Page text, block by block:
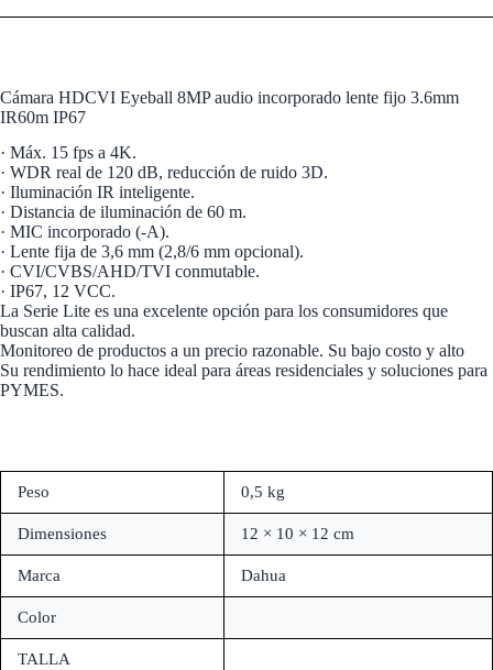
Cámara HDCVI Eyeball 8MP audio incorporado lente fijo 3.6mm
IR60m IP67
· Máx. 15 fps a 4K.
· WDR real de 120 dB, reducción de ruido 3D.
· Iluminación IR inteligente.
· Distancia de iluminación de 60 m.
· MIC incorporado (-A).
· Lente fija de 3,6 mm (2,8/6 mm opcional).
· CVI/CVBS/AHD/TVI conmutable.
· IP67, 12 VCC.
La Serie Lite es una excelente opción para los consumidores que
buscan alta calidad.
Monitoreo de productos a un precio razonable. Su bajo costo y alto
Su rendimiento lo hace ideal para áreas residenciales y soluciones para
PYMES.
Peso 0,5 kg
Dimensiones 12 × 10 × 12 cm
Marca Dahua
Color
TALLA